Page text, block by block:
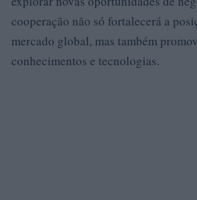
cooperação não só fortalecerá a
mercado global, mas também
conhecimentos e tecnologias.